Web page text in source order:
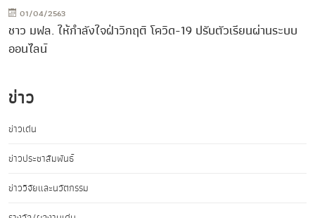
01/04/2563
ชาว มฟล. ให้กำลังใจฝ่าวิกฤติ โควิด-19 ปรับตัวเรียนผ่านระบบ
ออนไลน์
ข่าว
ข่าวเด่น
ข่าวประชาสัมพันธ์
ข่าววิจัยและนวัตกรรม